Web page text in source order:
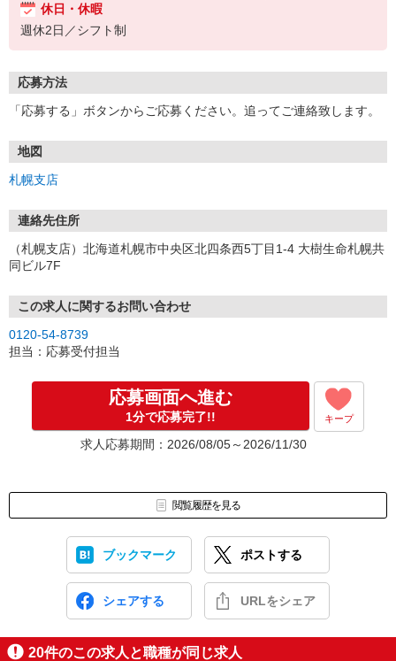
休日・休暇
週休2日／シフト制
応募方法
「応募する」ボタンからご応募ください。追ってご連絡致します。
地図
札幌支店
連絡先住所
（札幌支店）北海道札幌市中央区北四条西5丁目1-4 大樹生命札幌共
同ビル7F
この求人に関するお問い合わせ
0120-54-8739
担当：応募受付担当
応募画面へ進む
1分で応募完了!! キープ
求人応募期間：2026/08/05～2026/11/30
閲覧履歴を見る
ブックマーク ポストする
シェアする URLをシェア
20件のこの求人と職種が同じ求人